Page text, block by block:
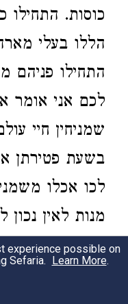
כוסות.
הללו בעלי
התחילו פניהם
לכם אני אומר
שמניחין חיי
בשעת פטירתן
לכו אכלו
מנות לאין נכון
ואל תעצבו כי
been taught: It
experience possible on
Sefaria. Learn More.